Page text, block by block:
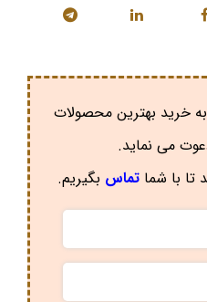
خرید بهترین محصولات
می نماید.
تا با شماتماس بگیریم.